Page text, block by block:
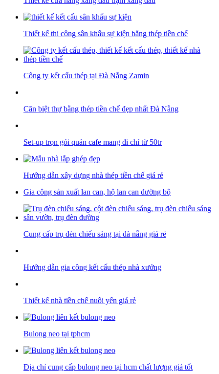
Thiết kế thi công sân khấu sự kiện bằng thép tiền chế
Công ty kết cấu thép tại Đà Nẵng Zamin
Căn biệt thự bằng thép tiền chế đẹp nhất Đà Nẵng
Set-up trọn gói quán cafe mang đi chỉ từ 50tr
Hướng dẫn xây dựng nhà thép tiền chế giá rẻ
Gia công sản xuất lan can, hộ lan can đường bộ
Cung cấp trụ đèn chiếu sáng tại đà nẵng giá rẻ
Hướng dẫn gia công kết cấu thép nhà xưởng
Thiết kế nhà tiền chế nuôi yến giá rẻ
Bulong neo tại tphcm
Địa chỉ cung cấp bulong neo tại hcm chất lượng giá tốt